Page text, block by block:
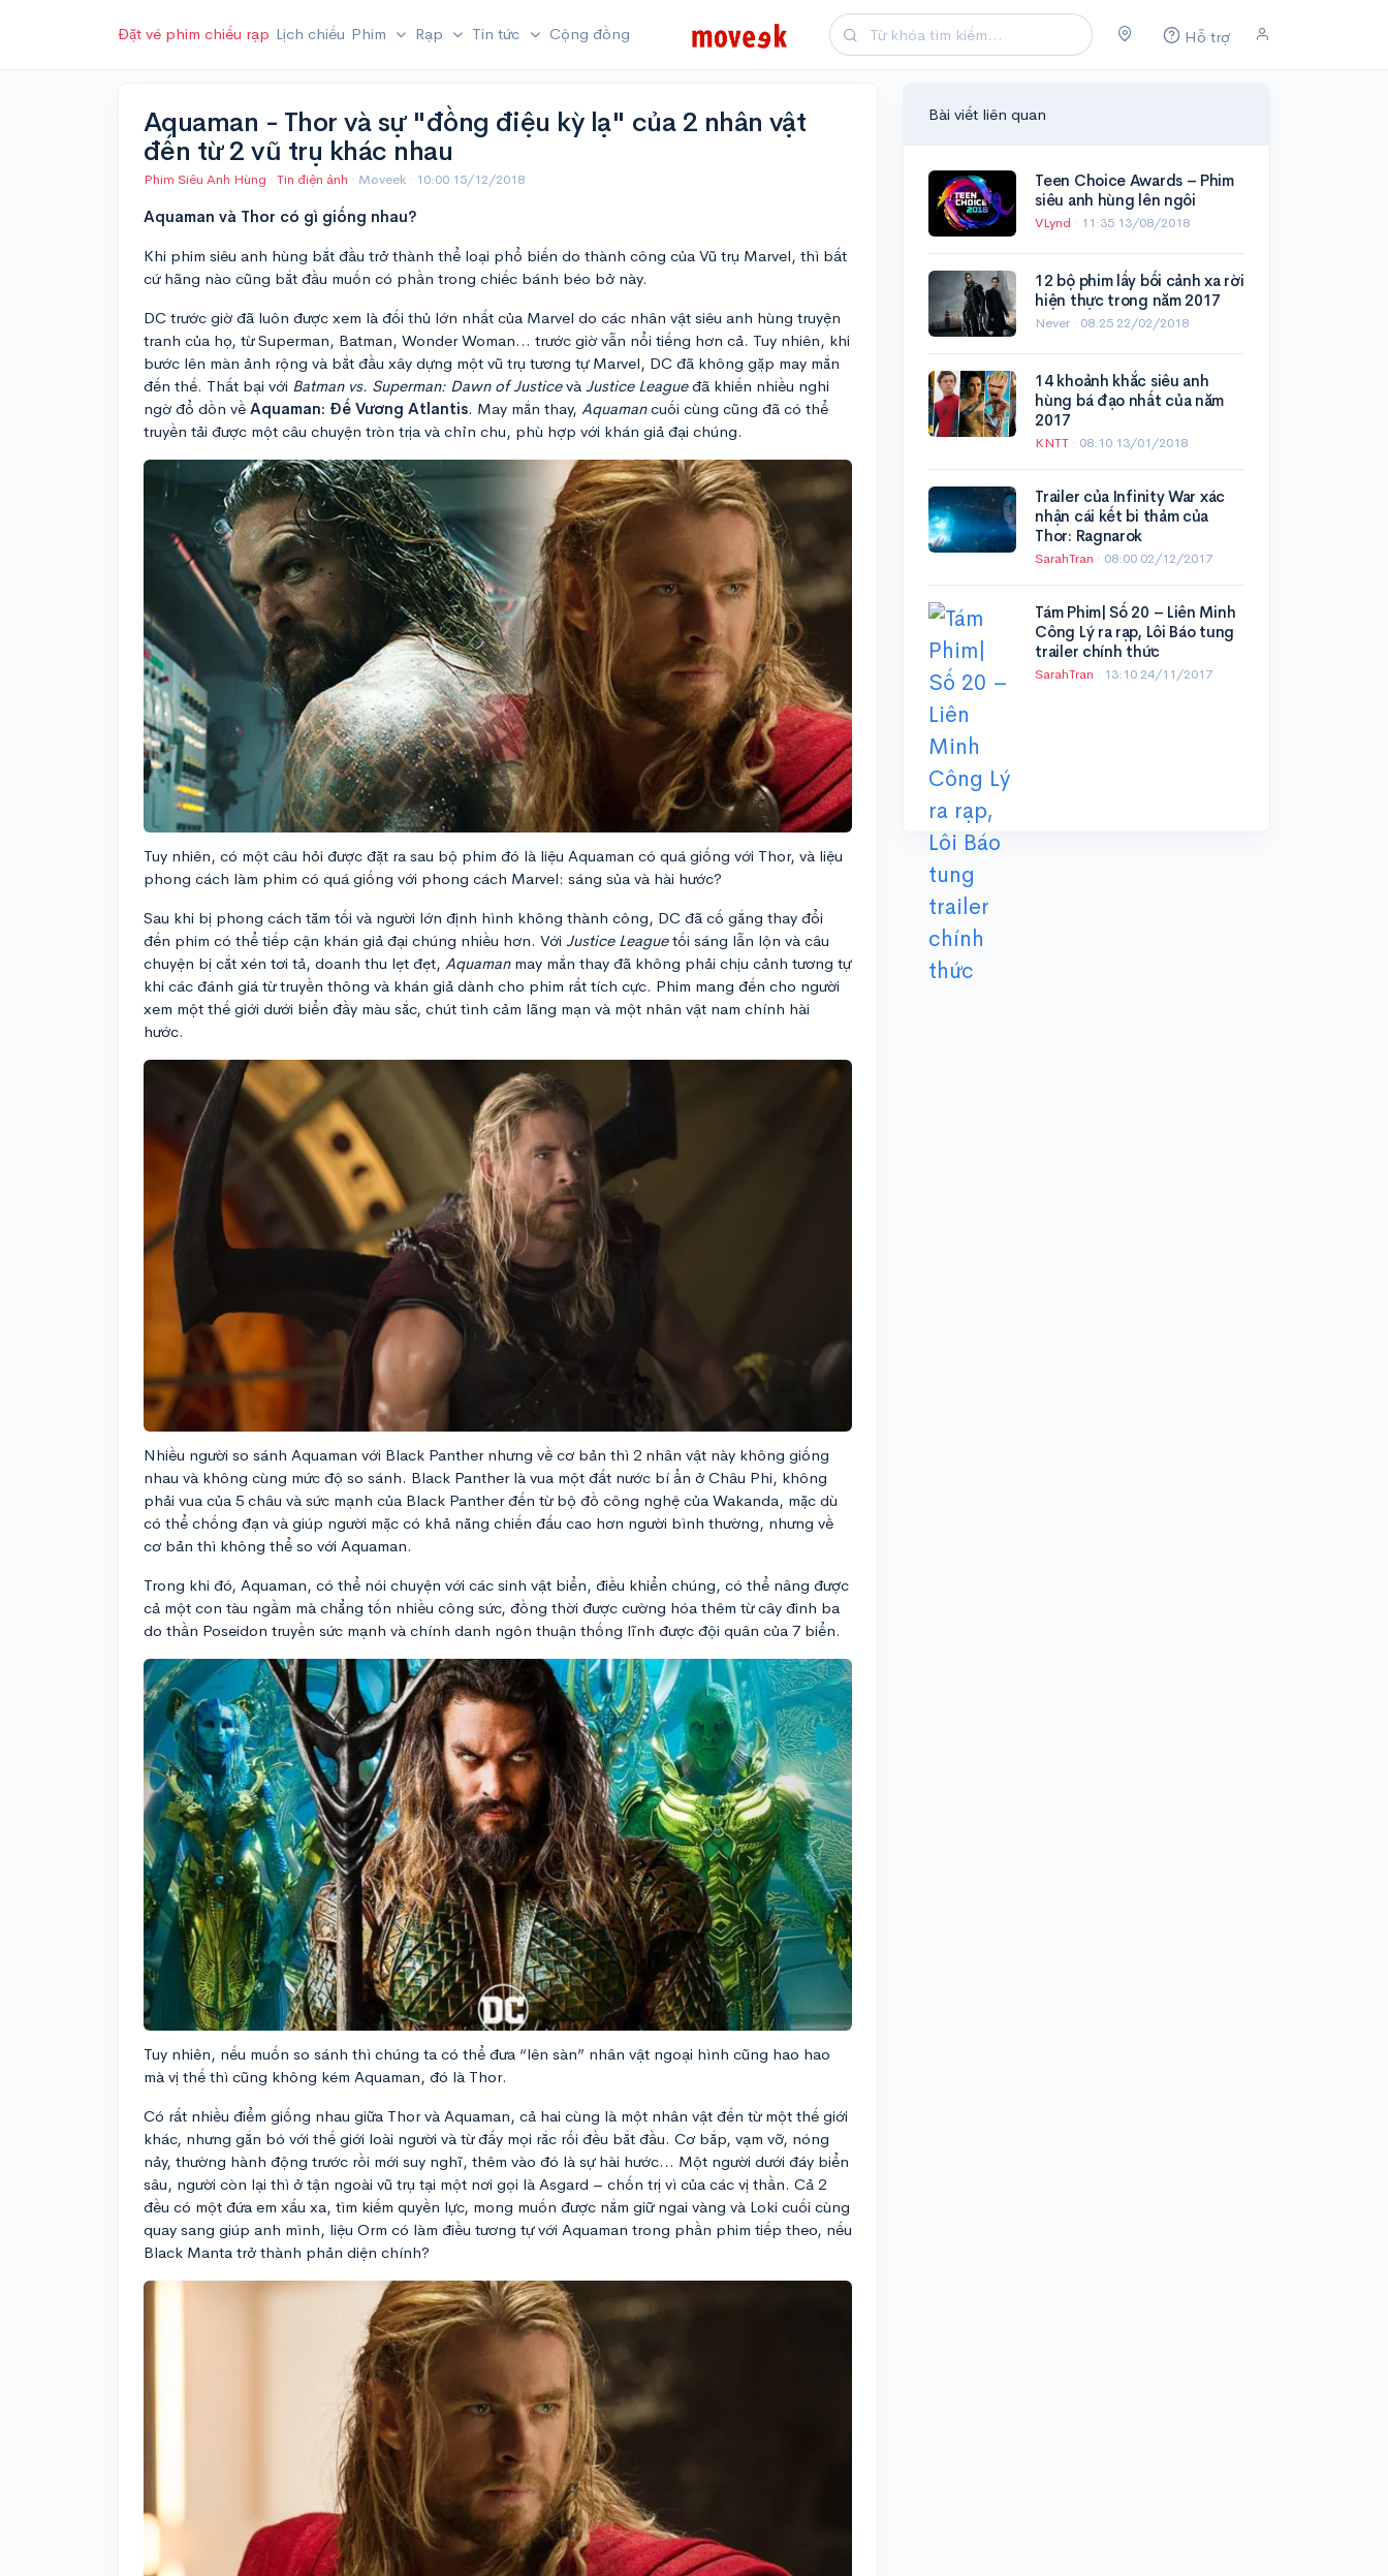
Hỗ trợ
Đặt vé phim chiếu rạp Lịch chiếu Phim Rạp Tin tức Cộng đồng
Aquaman - Thor và sự "đồng điệu kỳ lạ" của 2 nhân vật
đến từ 2 vũ trụ khác nhau
Phim Siêu Anh Hùng · Tin điện ảnh · Moveek · 10:00 15/12/2018
Aquaman và Thor có gì giống nhau?
Khi phim siêu anh hùng bắt đầu trở thành thể loại phổ biến do thành công của Vũ trụ Marvel, thì bất
cứ hãng nào cũng bắt đầu muốn có phần trong chiếc bánh béo bở này.
DC trước giờ đã luôn được xem là đối thủ lớn nhất của Marvel do các nhân vật siêu anh hùng truyện
tranh của họ, từ Superman, Batman, Wonder Woman… trước giờ vẫn nổi tiếng hơn cả. Tuy nhiên, khi
bước lên màn ảnh rộng và bắt đầu xây dựng một vũ trụ tương tự Marvel, DC đã không gặp may mắn
đến thế. Thất bại với Batman vs. Superman: Dawn of Justicevà Justice Leagueđã khiến nhiều nghi
ngờ đổ dồn về Aquaman: Đế Vương Atlantis. May mắn thay, Aquamancuối cùng cũng đã có thể
truyền tải được một câu chuyện tròn trịa và chỉn chu, phù hợp với khán giả đại chúng.
Tuy nhiên, có một câu hỏi được đặt ra sau bộ phim đó là liệu Aquaman có quá giống với Thor, và liệu
phong cách làm phim có quá giống với phong cách Marvel: sáng sủa và hài hước?
Sau khi bị phong cách tăm tối và người lớn định hình không thành công, DC đã cố gắng thay đổi
đến phim có thể tiếp cận khán giả đại chúng nhiều hơn. Với Justice Leaguetối sáng lẫn lộn và câu
chuyện bị cắt xén tơi tả, doanh thu lẹt đẹt, Aquamanmay mắn thay đã không phải chịu cảnh tương tự
khi các đánh giá từ truyền thông và khán giả dành cho phim rất tích cực. Phim mang đến cho người
xem một thế giới dưới biển đầy màu sắc, chút tình cảm lãng mạn và một nhân vật nam chính hài
hước.
Nhiều người so sánh Aquaman với Black Panther nhưng về cơ bản thì 2 nhân vật này không giống
nhau và không cùng mức độ so sánh. Black Panther là vua một đất nước bí ẩn ở Châu Phi, không
phải vua của 5 châu và sức mạnh của Black Panther đến từ bộ đồ công nghệ của Wakanda, mặc dù
có thể chống đạn và giúp người mặc có khả năng chiến đấu cao hơn người bình thường, nhưng về
cơ bản thì không thể so với Aquaman.
Trong khi đó, Aquaman, có thể nói chuyện với các sinh vật biển, điều khiển chúng, có thể nâng được
cả một con tàu ngầm mà chẳng tốn nhiều công sức, đồng thời được cường hóa thêm từ cây đinh ba
do thần Poseidon truyền sức mạnh và chính danh ngôn thuận thống lĩnh được đội quân của 7 biển.
Tuy nhiên, nếu muốn so sánh thì chúng ta có thể đưa “lên sàn” nhân vật ngoại hình cũng hao hao
mà vị thế thì cũng không kém Aquaman, đó là Thor.
Có rất nhiều điểm giống nhau giữa Thor và Aquaman, cả hai cùng là một nhân vật đến từ một thế giới
khác, nhưng gắn bó với thế giới loài người và từ đấy mọi rắc rối đều bắt đầu. Cơ bắp, vạm vỡ, nóng
nảy, thường hành động trước rồi mới suy nghĩ, thêm vào đó là sự hài hước... Một người dưới đáy biển
sâu, người còn lại thì ở tận ngoài vũ trụ tại một nơi gọi là Asgard – chốn trị vì của các vị thần. Cả 2
đều có một đứa em xấu xa, tìm kiếm quyền lực, mong muốn được nắm giữ ngai vàng và Loki cuối cùng
quay sang giúp anh mình, liệu Orm có làm điều tương tự với Aquaman trong phần phim tiếp theo, nếu
Black Manta trở thành phản diện chính?
Bài viết liên quan
Teen Choice Awards – Phim
siêu anh hùng lên ngôi
VLynd · 11:35 13/08/2018
12 bộ phim lấy bối cảnh xa rời
hiện thực trong năm 2017
Never · 08:25 22/02/2018
14 khoảnh khắc siêu anh
hùng bá đạo nhất của năm
2017
KNTT · 08:10 13/01/2018
Trailer của Infinity War xác
nhận cái kết bi thảm của
Thor: Ragnarok
SarahTran · 08:00 02/12/2017
Tám Phim| Số 20 – Liên Minh
Công Lý ra rạp, Lôi Báo tung
trailer chính thức
SarahTran · 13:10 24/11/2017